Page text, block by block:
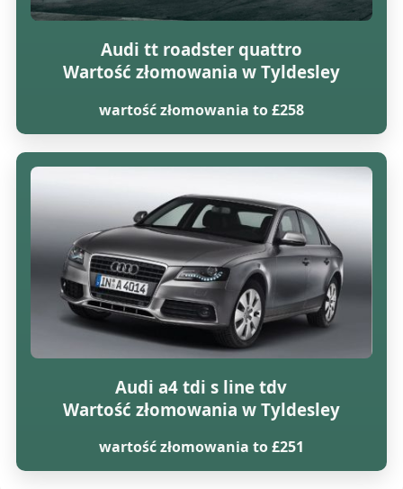
Audi tt roadster quattro
Wartość złomowania w Tyldesley
wartość złomowania to £258
Audi a4 tdi s line tdv
Wartość złomowania w Tyldesley
wartość złomowania to £251